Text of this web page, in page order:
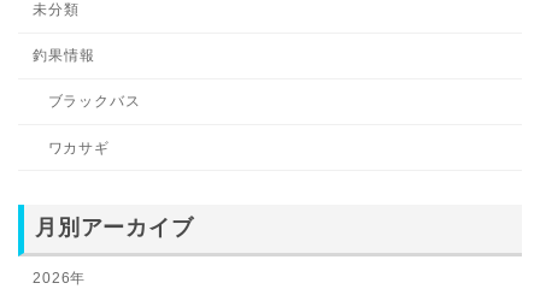
未分類
釣果情報
ブラックバス
ワカサギ
月別アーカイブ
2026年